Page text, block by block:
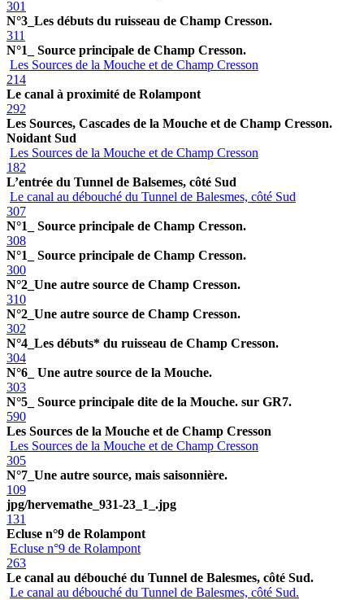
301
N°3_Les débuts du ruisseau de Champ Cresson.
311
N°1_ Source principale de Champ Cresson.
Les Sources de la Mouche et de Champ Cresson
214
Le canal à proximité de Rolampont
292
Les Sources, Cascades de la Mouche et de Champ Cresson.
Noidant Sud
Les Sources de la Mouche et de Champ Cresson
182
L’entrée du Tunnel de Balsemes, côté Sud
Le canal au débouché du Tunnel de Balesmes, côté Sud
307
N°1_ Source principale de Champ Cresson.
308
N°1_ Source principale de Champ Cresson.
300
N°2_Une autre source de Champ Cresson.
310
N°2_Une autre source de Champ Cresson.
302
N°4_Les débuts* du ruisseau de Champ Cresson.
304
N°6_ Une autre source de la Mouche.
303
N°5_ Source principale dite de la Mouche. sur GR7.
590
Les Sources de la Mouche et de Champ Cresson
Les Sources de la Mouche et de Champ Cresson
305
N°7_Une autre source, mais saisonnière.
109
jpg/hervemathe_931-23_1_.jpg
131
Ecluse n°9 de Rolampont
Ecluse n°9 de Rolampont
263
Le canal au débouché du Tunnel de Balesmes, côté Sud.
Le canal au débouché du Tunnel de Balesmes, côté Sud.